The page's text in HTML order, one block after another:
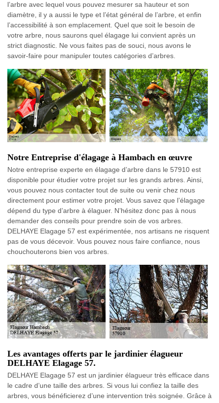
l’arbre avec lequel vous pouvez mesurer sa hauteur et son
diamètre, il y a aussi le type et l’état général de l’arbre, et enfin
l’accessibilité à son emplacement. Quel que soit le besoin de
votre arbre, nous saurons quel élagage lui convient après un
strict diagnostic. Ne vous faites pas de souci, nous avons le
savoir-faire pour manipuler toutes catégories d’arbres.
Notre Entreprise d'élagage à Hambach en œuvre
Notre entreprise experte en élagage d’arbre dans le 57910 est
disponible pour étudier votre projet sur les grands arbres. Ainsi,
vous pouvez nous contacter tout de suite ou venir chez nous
directement pour estimer votre projet. Vous savez que l’élagage
dépend du type d’arbre à élaguer. N’hésitez donc pas à nous
demander des conseils pour prendre soin de vos arbres.
DELHAYE Elagage 57 est expérimentée, nos artisans ne risquent
pas de vous décevoir. Vous pouvez nous faire confiance, nous
chouchouterons bien vos arbres.
Les avantages offerts par le jardinier élagueur
DELHAYE Elagage 57.
DELHAYE Elagage 57 est un jardinier élagueur très efficace dans
le cadre d’une taille des arbres. Si vous lui confiez la taille des
arbres, vous bénéficierez d’une intervention très soignée. Grâce à